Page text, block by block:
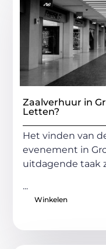
Zaalverhuur in
Letten?
Het vinden van
evenement in
uitdagende taak
...
Winkelen